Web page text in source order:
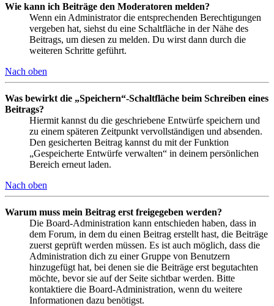
Wie kann ich Beiträge den Moderatoren melden?
Wenn ein Administrator die entsprechenden Berechtigungen
vergeben hat, siehst du eine Schaltfläche in der Nähe des
Beitrags, um diesen zu melden. Du wirst dann durch die
weiteren Schritte geführt.
Nach oben
Was bewirkt die „Speichern“-Schaltfläche beim Schreiben eines
Beitrags?
Hiermit kannst du die geschriebene Entwürfe speichern und
zu einem späteren Zeitpunkt vervollständigen und absenden.
Den gesicherten Beitrag kannst du mit der Funktion
„Gespeicherte Entwürfe verwalten“ in deinem persönlichen
Bereich erneut laden.
Nach oben
Warum muss mein Beitrag erst freigegeben werden?
Die Board-Administration kann entschieden haben, dass in
dem Forum, in dem du einen Beitrag erstellt hast, die Beiträge
zuerst geprüft werden müssen. Es ist auch möglich, dass die
Administration dich zu einer Gruppe von Benutzern
hinzugefügt hat, bei denen sie die Beiträge erst begutachten
möchte, bevor sie auf der Seite sichtbar werden. Bitte
kontaktiere die Board-Administration, wenn du weitere
Informationen dazu benötigst.